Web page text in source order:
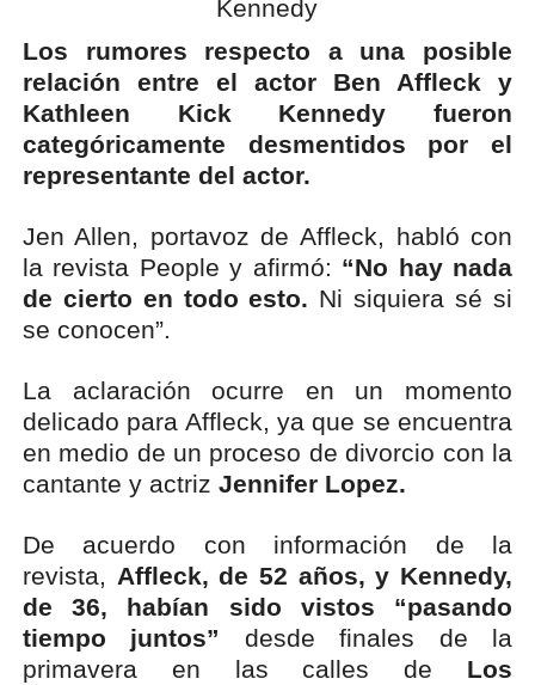
Los rumores respecto a una posible
relación entre el actor Ben Affleck y
Kathleen Kick Kennedy fueron
categóricamente desmentidos por el
representante del actor.
Jen Allen, portavoz de Affleck, habló con
la revista People y afirmó: “No hay nada
de cierto en todo esto. Ni siquiera sé si
se conocen”.
La aclaración ocurre en un momento
delicado para Affleck, ya que se encuentra
en medio de un proceso de divorcio con la
cantante y actriz Jennifer Lopez.
De acuerdo con información de la
revista, Affleck, de 52 años, y Kennedy,
de 36, habían sido vistos “pasando
tiempo juntos”
desde finales de la
primavera en las calles de Los